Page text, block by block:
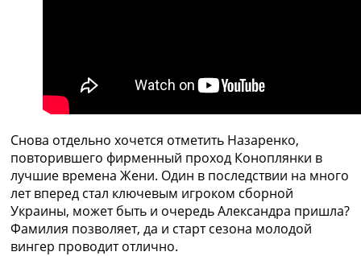
Снова отдельно хочется отметить Назаренко,
повторившего фирменный проход Коноплянки в
лучшие времена Жени. Один в последствии на много
лет вперед стал ключевым игроком сборной
Украины, может быть и очередь Александра пришла?
Фамилия позволяет, да и старт сезона молодой
вингер проводит отлично.